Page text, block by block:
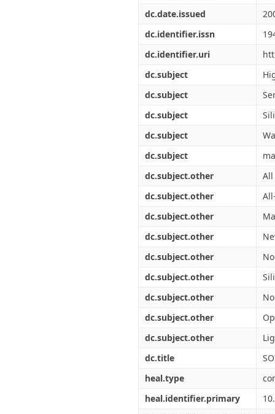
dc.date.issued
dc.identifier.issn
dc.identifier.uri
dc.subject
dc.subject
dc.subject
dc.subject
dc.subject
dc.subject.other
dc.subject.other
dc.subject.other
dc.subject.other
dc.subject.other
dc.subject.other
dc.subject.other
dc.subject.other
dc.subject.other
dc.title
heal.type
heal.identifier.primary